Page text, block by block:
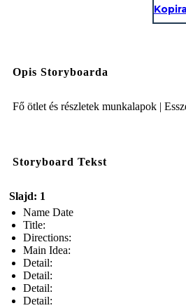
Opis Storyboarda
Fő ötlet és részletek munkalapok |
Storyboard Tekst
Slajd: 1
Name Date
Title:
Directions:
Main Idea:
Detail:
Detail:
Detail:
Detail: